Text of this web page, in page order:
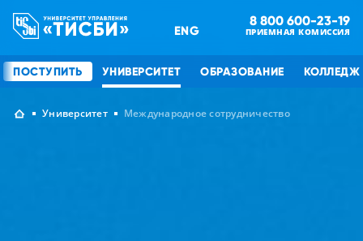
ENG
8 800 600-23-19
ПРИЕМНАЯ КОМИССИЯ
ПОСТУПИТЬ УНИВЕРСИТЕТ ОБРАЗОВАНИЕ КОЛЛЕДЖ
Университет Международное сотрудничество